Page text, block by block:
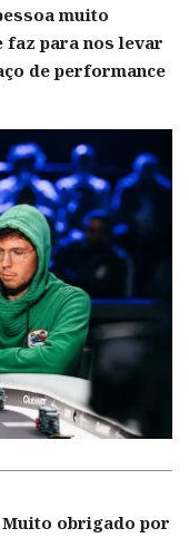
muito
faz para nos levar
de performance
Muito obrigado por